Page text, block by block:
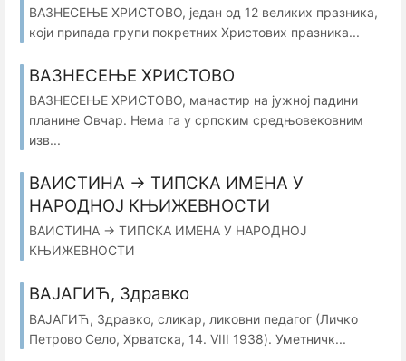
ВАЗНЕСЕЊЕ ХРИСТОВО, један од 12 великих празника,
који припада групи покретних Христових празника...
ВАЗНЕСЕЊЕ ХРИСТОВО
ВАЗНЕСЕЊЕ ХРИСТОВО, манастир на јужној падини
планине Овчар. Нема га у српским средњовековним
изв...
ВАИСТИНА → ТИПСКА ИМЕНА У
НАРОДНОЈ КЊИЖЕВНОСТИ
ВАИСТИНА → ТИПСКА ИМЕНА У НАРОДНОЈ
КЊИЖЕВНОСТИ
ВАЈАГИЋ, Здравко
ВАЈАГИЋ, Здравко, сликар, ликовни педагог (Личко
Петрово Село, Хрватска, 14. VIII 1938). Уметничк...